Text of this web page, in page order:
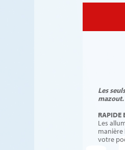
Les
mazout.
RAPIDE
Les
manière
votre